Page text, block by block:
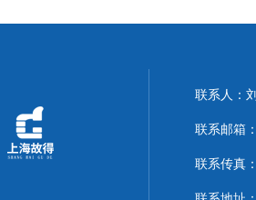
联系人：
联系邮箱
联系传真